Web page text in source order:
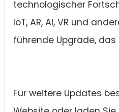
technologischer
IoT, AR, AI, VR und
führende Upgrade,
Für weitere Updates